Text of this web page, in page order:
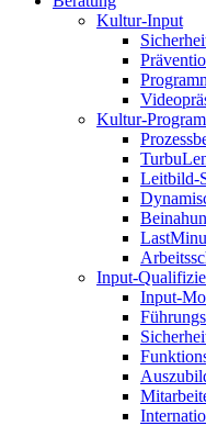
Kultur-Input
Kultur-
Leitbild-
Input-
Input-